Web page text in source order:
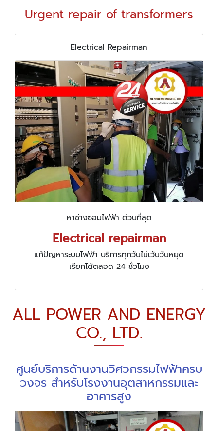
Urgent repair of transformers
Electrical Repairman
หาช่างซ่อมไฟฟ้า ด่วนที่สุด
Electrical repairman
แก้ปัญหาระบบไฟฟ้า บริการทุกวันไม่เว้นวันหยุด
เรียกได้ตลอด 24 ชั่วโมง
ALL POWER AND ENERGY
CO., LTD.
ศูนย์บริการด้านงานวิศวกรรมไฟฟ้าครบ
วงจร สำหรับโรงงานอุตสาหกรรมและ
อาคารสูง